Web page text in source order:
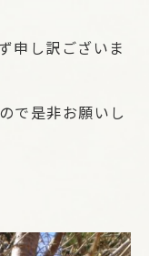
申し訳ございま
で是非お願いし